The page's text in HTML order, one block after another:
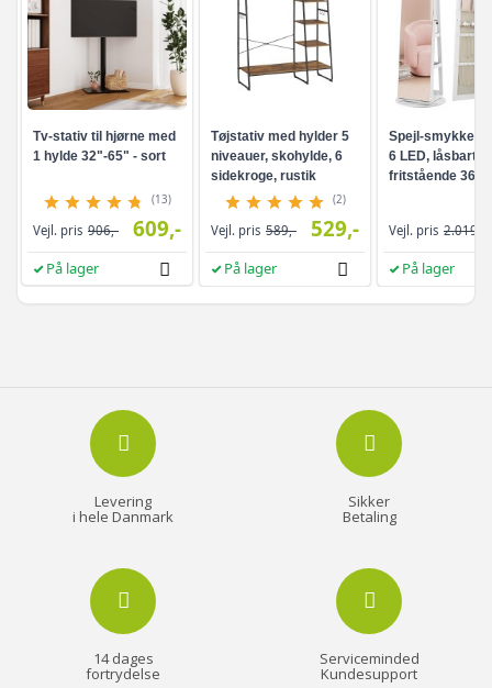
Tv-stativ til hjørne med
1 hylde 32"-65" - sort
(13)
Vejl. pris 906,- 609,-
På lager
Tøjstativ med hylder 5
niveauer, skohylde, 6
sidekroge, rustik
brun/sort
(2)
Vejl. pris 589,- 529,-
På lager
Spejl-
6 LED, låsbart -
fritstående 360°
helkropsspejl, 3
hvid/greige
Vejl. pris 2.019,-
På lager
Levering
i hele Danmark
Sikker
Betaling
14 dages
fortrydelse
Serviceminded
Kundesupport